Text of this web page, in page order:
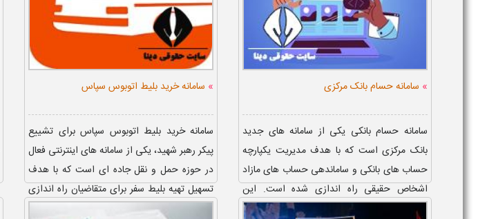
» سامانه حسام بانک مرکزی
سامانه حسام بانکی یکی از سامانه های جدید
بانک مرکزی است که با هدف مدیریت یکپارچه
حساب های بانکی و ساماندهی حساب های مازاد
اشخاص حقیقی راه اندازی شده است. این
سامانه امکان مشاهده حساب های بان...
» سامانه خرید بلیط اتوبوس سپاس
سامانه خرید بلیط اتوبوس سپاس برای تشییع
پیکر رهبر شهید، یکی از سامانه های اینترنتی فعال
در حوزه حمل و نقل جاده ای است که با هدف
تسهیل تهیه بلیط سفر برای متقاضیان راه اندازی
شده است. سام...